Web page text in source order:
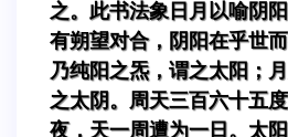
之。此书法象日月以喻阴
有朔望对合，阴阳在乎世
乃纯阳之炁，谓之太阳；
之太阴。周天三百六十五
夜，天一周遭为一日。太